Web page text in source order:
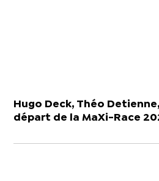
Hugo Deck, Théo
départ de la MaXi-Race